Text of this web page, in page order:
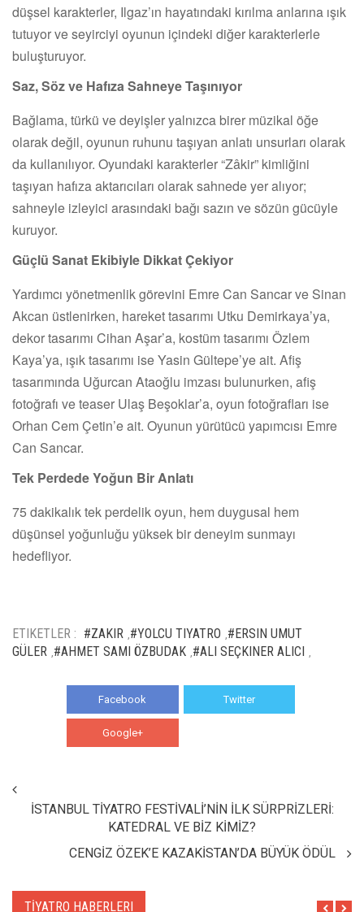
düşsel karakterler, Ilgaz’ın hayatındaki kırılma anlarına ışık
tutuyor ve seyirciyi oyunun içindeki diğer karakterlerle
buluşturuyor.
Saz, Söz ve Hafıza Sahneye Taşınıyor
Bağlama, türkü ve deyişler yalnızca birer müzikal öğe
olarak değil, oyunun ruhunu taşıyan anlatı unsurları olarak
da kullanılıyor. Oyundaki karakterler “Zâkir” kimliğini
taşıyan hafıza aktarıcıları olarak sahnede yer alıyor;
sahneyle izleyici arasındaki bağı sazın ve sözün gücüyle
kuruyor.
Güçlü Sanat Ekibiyle Dikkat Çekiyor
Yardımcı yönetmenlik görevini Emre Can Sancar ve Sinan
Akcan üstlenirken, hareket tasarımı Utku Demirkaya’ya,
dekor tasarımı Cihan Aşar’a, kostüm tasarımı Özlem
Kaya’ya, ışık tasarımı ise Yasin Gültepe’ye ait. Afiş
tasarımında Uğurcan Ataoğlu imzası bulunurken, afiş
fotoğrafı ve teaser Ulaş Beşoklar’a, oyun fotoğrafları ise
Orhan Cem Çetin’e ait. Oyunun yürütücü yapımcısı Emre
Can Sancar.
Tek Perdede Yoğun Bir Anlatı
75 dakikalık tek perdelik oyun, hem duygusal hem
düşünsel yoğunluğu yüksek bir deneyim sunmayı
hedefliyor.
ETIKETLER : #ZAKIR #YOLCU TIYATRO #ERSIN UMUT
GÜLER #AHMET SAMI ÖZBUDAK #ALI SEÇKINER ALICI
Facebook Twitter
Google+
İSTANBUL TİYATRO FESTİVALİ’NİN İLK SÜRPRİZLERİ:
KATEDRAL VE BİZ KİMİZ?
CENGİZ ÖZEK’E KAZAKİSTAN’DA BÜYÜK ÖDÜL
TİYATRO HABERLERI